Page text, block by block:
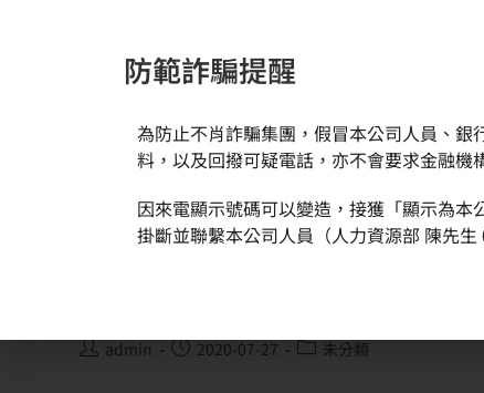
新聞與活動 關於環球
admin 2020-07-27 未分類
防範詐騙提醒
為防止不肖詐騙集團，假冒本公司人員、
料，以及回撥可疑電話，亦不會要求金融機
因來電顯示號碼可以變造，接獲「顯示為
掛斷並聯繫本公司人員（人力資源部 陳先